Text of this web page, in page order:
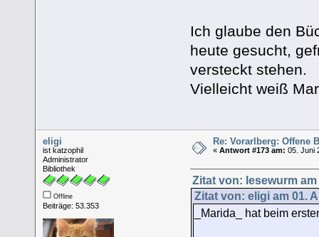
Ich glaube den
heute gesucht,
versteckt stehen.
Vielleicht weiß
eligi
ist katzophil
Administrator
Bibliothek
Offline
Beiträge: 53.353
Re: Vorarlberg: Offene
«Antwort #173 am: 05. Juni
Zitat von: lesewurm
Zitat von: eligi am 01.
_Marida_ hat beim